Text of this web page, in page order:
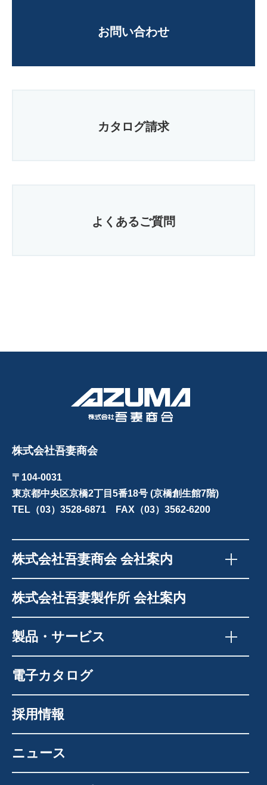
お問い合わせ
カタログ請求
よくあるご質問
株式会社吾妻商会
〒104-0031
東京都中央区京橋2丁目5番18号 (京橋創生館7階)
TEL（03）3528-6871 FAX（03）3562-6200
株式会社吾妻商会 会社案内
株式会社吾妻製作所 会社案内
製品・サービス
電子カタログ
採用情報
ニュース